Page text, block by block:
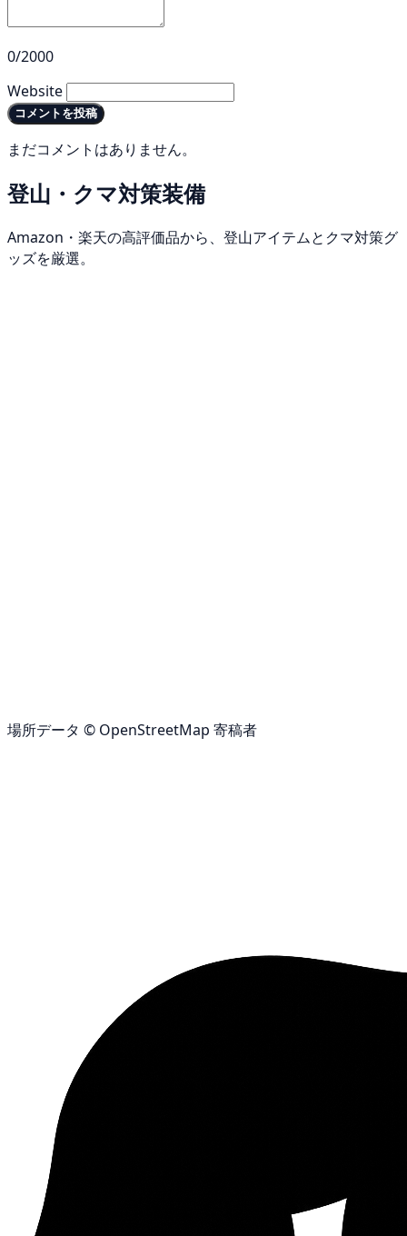
0/2000
Website
コメントを投稿
まだコメントはありません。
登山・クマ対策装備
Amazon・楽天の高評価品から、登山アイテムとクマ対策グ
ッズを厳選。
場所データ © OpenStreetMap 寄稿者